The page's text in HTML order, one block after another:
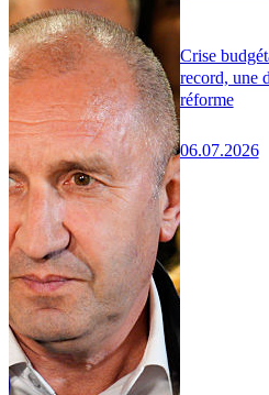
Crise
record, une
réforme
06.07.2026